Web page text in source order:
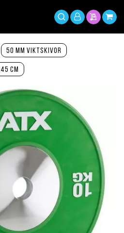
Sök
Mitt
Min Min
50 mm viktskivor
cm